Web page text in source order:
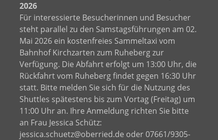
2026
Für interessierte Besucherinnen und Besucher
steht parallel zu den Samstagsführungen am 02.
Mai 2026 ein kostenfreies Sammeltaxi vom
Bahnhof Kirchzarten zum Ruheberg zur
Verfügung. Die Abfahrt erfolgt um 13:00 Uhr, die
Rückfahrt vom Ruheberg findet gegen 16:30 Uhr
statt. Bitte melden Sie sich für die Nutzung des
Shuttles spätestens bis zum Vortag (Freitag) um
11:00 Uhr an. Ihre Anmeldung richten Sie bitte
an Frau Jessica Schütz:
jessica.schuetz@oberried.de oder 07661/9305-